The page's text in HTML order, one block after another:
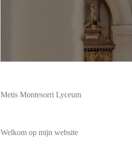
Metis Montesorri Lyceum
Welkom op mijn website